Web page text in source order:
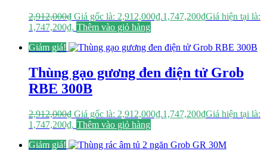
2,912,000₫ Giá gốc là: 2,912,000₫.1,747,200₫Giá hiện tại là:
1,747,200₫. Thêm vào giỏ hàng
Giảm giá!
Thùng gạo gương đen điện tử Grob
RBE 300B
2,912,000₫ Giá gốc là: 2,912,000₫.1,747,200₫Giá hiện tại là:
1,747,200₫. Thêm vào giỏ hàng
Giảm giá!